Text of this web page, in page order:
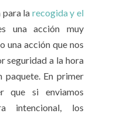
para la recogida y el
una acción muy
una acción que nos
seguridad a la hora
paquete. En primer
que si enviamos
intencional, los